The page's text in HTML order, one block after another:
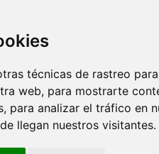
técnicas de rastreo
web, para mostrarte
para analizar el tráfico en
llegan nuestros visitantes.